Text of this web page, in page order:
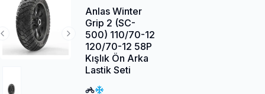
Next Slide
Previous Slide
Anlas Winter
Grip 2 (SC-
500) 110/70-12
120/70-12 58P
Kışlık Ön Arka
Lastik Seti